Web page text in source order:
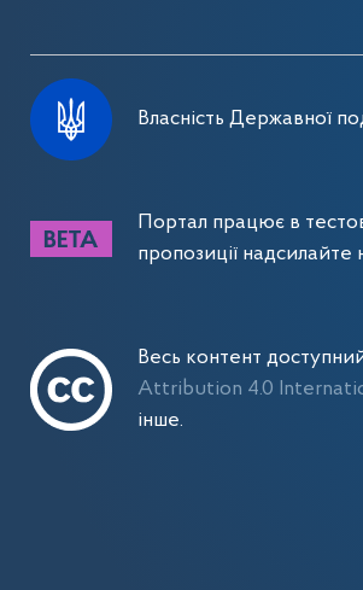
Власність Державної
Портал працює в
пропозиції надсилайте
Весь контент
Attribution 4.0
інше.